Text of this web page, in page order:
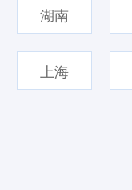
湖南
上海